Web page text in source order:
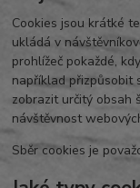
Cookies jsou krátké
ukládá v
prohlížeč pokaždé,
například přizpůsobit
zobrazit určitý obsah
návštěvnost
Sběr cookies je